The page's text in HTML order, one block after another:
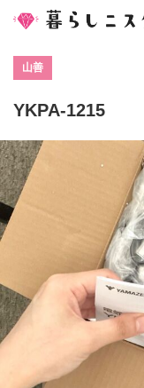
山善
YKPA-1215